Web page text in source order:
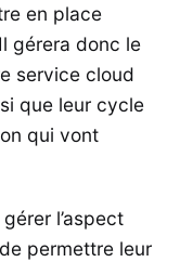
en place
gérera donc le
service cloud
que leur cycle
qui vont
gérer l’aspect
permettre leur